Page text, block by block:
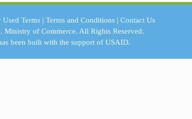
Terms| Terms and Conditions| Contact Us
Ministry of Commerce. All Rights Reserved.
been built with the support ofUSAID.